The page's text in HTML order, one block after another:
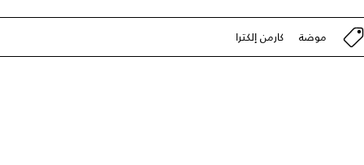
موضة كارمن إلكترا